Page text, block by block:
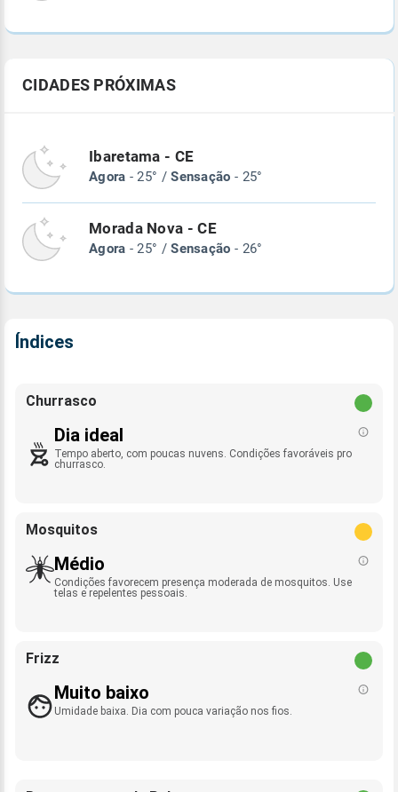
CIDADES PRÓXIMAS
Ibaretama - CE
Agora - 25° /Sensação - 25°
Morada Nova - CE
Agora - 25° /Sensação - 26°
Índices
Churrasco
Dia ideal
Tempo aberto, com poucas nuvens. Condições favoráveis pro
churrasco.
Mosquitos
Médio
Condições favorecem presença moderada de mosquitos. Use
telas e repelentes pessoais.
Frizz
Muito baixo
Umidade baixa. Dia com pouca variação nos fios.